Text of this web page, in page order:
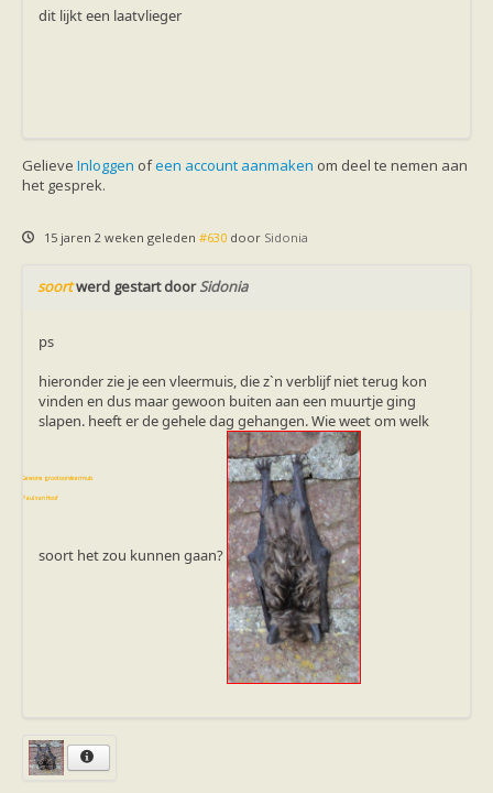
Doe mee
Landelijke natuurverenigingen
Ik wil graag mee op vleermuisexcursie
Vleermuizen in de tuin
Ik ben op zoek naar een detector
Hoe vleermuizen leven
Voedsel en jagen
Baardvleermuis
Bechsteins vleermuis
Bosvleermuis
Brandt's vleermuis
Bruine of gewone grootoorvleermuis
Gewone dwergvleermuis
Grijze grootoorvleermuis
Grote rosse vleermuis
Ingekorven vleermuis
Kleine en grote hoefijzerneus
Noordse vleermuis
Vleermuizen en eikenprocessierups
Gewone grootoorvleermuis
Paul van Hoof
dit lijkt een laatvlieger
Gelieve Inloggen ofeen account aanmaken om deel te nemen aan
het gesprek.
15 jaren 2 weken geleden #630 door Sidonia
soortwerd gestart doorSidonia
ps
hieronder zie je een vleermuis, die z`n verblijf niet terug kon
vinden en dus maar gewoon buiten aan een muurtje ging
slapen. heeft er de gehele dag gehangen. Wie weet om welk
soort het zou kunnen gaan?